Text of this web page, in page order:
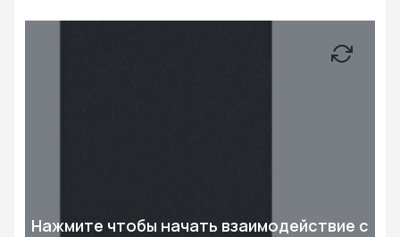
Нажмите чтобы начать взаимодействие с